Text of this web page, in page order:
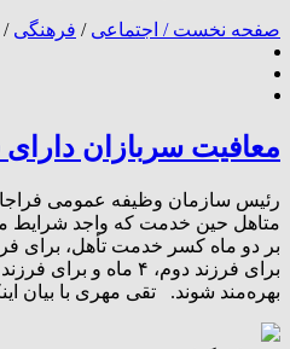
صفحه نخست / اجتماعی / فرهنگی /
معافیت سربازان دارای
رئیس سازمان وظیفه عمومی
متاهل حین خدمت که واجد شرایط
بهره‌مند شوند. تقی مهری با بیان